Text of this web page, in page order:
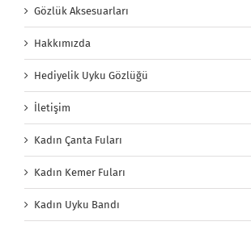
Gözlük Aksesuarları
Hakkımızda
Hediyelik Uyku Gözlüğü
İletişim
Kadın Çanta Fuları
Kadın Kemer Fuları
Kadın Uyku Bandı